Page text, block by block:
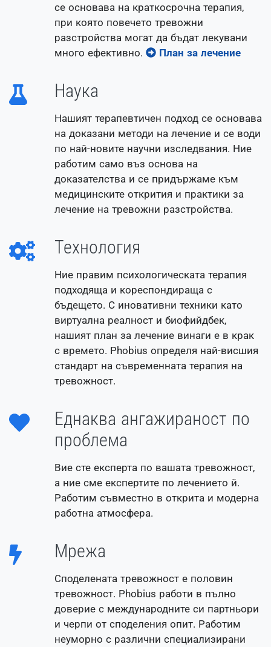
се основава на краткосрочна терапия,
при която повечето тревожни
разстройства могат да бъдат лекувани
много ефективно.
План за лечение
Наука
Нашият терапевтичен подход се основава
на доказани методи на лечение и се води
по най-новите научни изследвания. Ние
работим само въз основа на
доказателства и се придържаме към
медицинските открития и практики за
лечение на тревожни разстройства.
Технология
Ние правим психологическата терапия
подходяща и кореспондираща с
бъдещето. С иновативни техники като
виртуална реалност и биофийдбек,
нашият план за лечение винаги e в крак
с времето. Phobius определя най-висшия
стандарт на съвременната терапия на
тревожност.
Еднаква ангажираност по
проблема
Вие сте експерта по вашата тревожност,
а ние сме експертите по лечението й.
Работим съвместно в открита и модерна
работна атмосфера.
Мрежа
Споделената тревожност е половин
тревожност. Phobius работи в пълно
доверие с международните си партньори
и черпи от споделения опит. Работим
неуморно с различни специализирани